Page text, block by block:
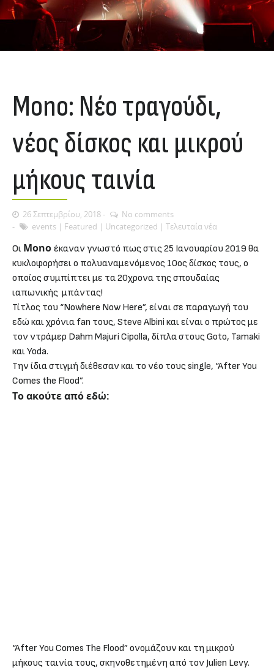
Μono: Νέο τραγούδι,
νέος δίσκος και μικρού
μήκους ταινία
26 Σεπτεμβρίου, 2018
No comments
events | Featured | Uncategorized | Τελευταία νέα
Oι Mono έκαναν γνωστό πως στις 25 Ιανουαρίου 2019 θα
κυκλοφορήσει ο πολυαναμενόμενος 10ος δίσκος τους, ο
οποίος συμπίπτει με τα 20χρονα της σπουδαίας
ιαπωνικής μπάντας!
Τίτλος του “Nowhere Now Here”, είναι σε παραγωγή του
εδώ και χρόνια fan τους, Steve Albini και είναι ο πρώτος με
τον ντράμερ Dahm Majuri Cipolla, δίπλα στους Goto, Tamaki
και Yoda.
Την ίδια στιγμή διέθεσαν και το νέο τους single, “After You
Comes the Flood”.
Το ακούτε από εδώ:
“After You Comes The Flood” ονομάζουν και τη μικρού
μήκους ταινία τους, σκηνοθετημένη από τον Julien Levy.